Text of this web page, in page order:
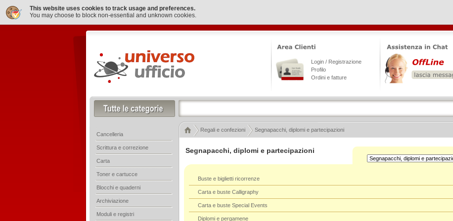
This website uses cookies to track usage and preferences.
You may choose to block non-essential and unknown cookies.
Segnapacchi, diplomi e partecipazioni
Buste e biglietti ricorrenze
Carta e buste Calligraphy
Carta e buste Special Events
Diplomi e pergamene
Login / Registrazione
Profilo
Ordini e fatture
Regali e confezioni Segnapacchi, diplomi e partecipazioni
Cancelleria
Scrittura e correzione
Carta
Toner e cartucce
Blocchi e quaderni
Archiviazione
Moduli e registri